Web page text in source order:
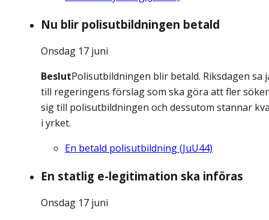
Nu blir polisutbildningen betald
Onsdag 17 juni
BeslutPolisutbildningen blir betald. Riksdagen sa
till regeringens förslag som ska göra att fler söker
sig till polisutbildningen och dessutom stannar
i yrket.
En betald polisutbildning (JuU44)
En statlig e-legitimation ska införas
Onsdag 17 juni